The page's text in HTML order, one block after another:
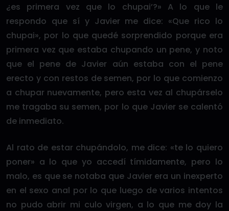
¿es primera vez que lo chupai’?» A lo que le
respondo que sí y Javier me dice: «Que rico lo
chupai», por lo que quedé sorprendido porque era
primera vez que estaba chupando un pene, y noto
que el pene de Javier aún estaba con el pene
erecto y con restos de semen, por lo que comienzo
a chupar nuevamente, pero esta vez al chupárselo
me tragaba su semen, por lo que Javier se calentó
de inmediato.
Al rato de estar chupándolo, me dice: «te lo quiero
poner» a lo que yo accedí tímidamente, pero lo
malo, es que se notaba que Javier era un inexperto
en el sexo anal por lo que luego de varios intentos
no pudo abrir mi culo virgen, a lo que me doy la